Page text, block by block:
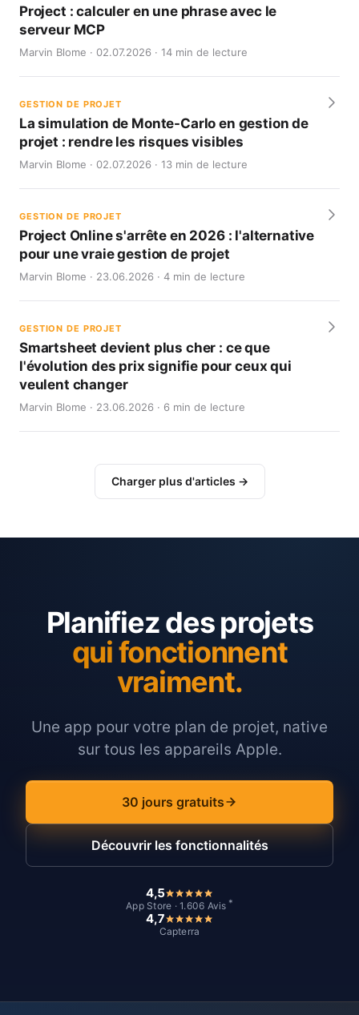
Project : calculer en une phrase avec le
serveur MCP
Marvin Blome · 02.07.2026 · 14 min de lecture
GESTION DE PROJET
La simulation de Monte-Carlo en gestion de
projet : rendre les risques visibles
Marvin Blome · 02.07.2026 · 13 min de lecture
GESTION DE PROJET
Project Online s'arrête en 2026 : l'alternative
pour une vraie gestion de projet
Marvin Blome · 23.06.2026 · 4 min de lecture
GESTION DE PROJET
Smartsheet devient plus cher : ce que
l'évolution des prix signifie pour ceux qui
veulent changer
Marvin Blome · 23.06.2026 · 6 min de lecture
Charger plus d'articles →
Planifiez des projets
qui fonctionnent
vraiment.
Une app pour votre plan de projet, native
sur tous les appareils Apple.
30 jours gratuits
Découvrir les fonctionnalités
4,5
App Store · 1.606 Avis *
4,7
Capterra